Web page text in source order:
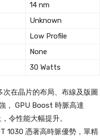
14 nm
Unknown
Low Profile
None
30 Watts
在晶片的布局、布線及版圖
， GPU Boost 時脈高達
令性能大幅提升。
1030 憑著高時脈優勢，單精